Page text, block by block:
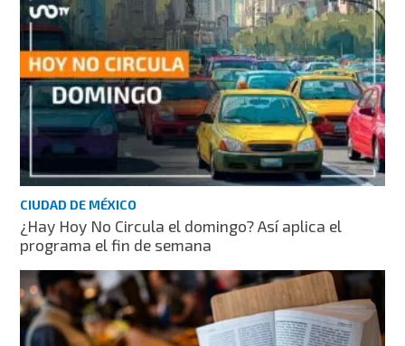
CIUDAD DE MÉXICO
¿Hay Hoy No Circula el domingo? Así aplica el
programa el fin de semana